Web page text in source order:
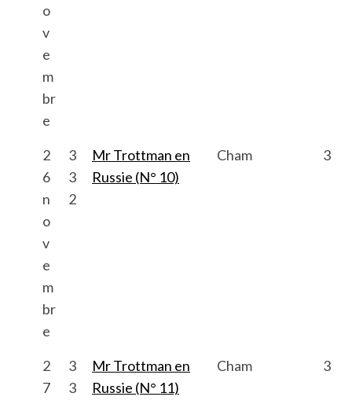
o
v
e
m
br
e
2
6
n
o
v
e
m
br
e
3
3
2
Mr Trottman en
Russie (N° 10)
Cham 3
2
7
3
3
Mr Trottman en
Russie (N° 11)
Cham 3